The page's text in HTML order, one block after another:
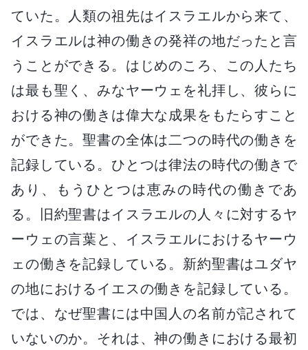
ていた。人類の祖先はイスラエルから来て、
イスラエルは神の働きの発祥の地だったと言
うことができる。はじめのころ、この人たち
は最も聖く、みなヤーウェを礼拝し、彼らに
おける神の働きは偉大な成果をもたらすこと
ができた。聖書の全体は二つの時代の働きを
記録している。ひとつは律法の時代の働きで
あり、もうひとつは恵みの時代の働きであ
る。旧約聖書はイスラエルの人々に対するヤ
ーウェの言葉と、イスラエルにおけるヤーウ
ェの働きを記録している。新約聖書はユダヤ
の地におけるイエスの働きを記録している。
では、なぜ聖書には中国人の名前が記されて
いないのか。それは、神の働きにおける最初